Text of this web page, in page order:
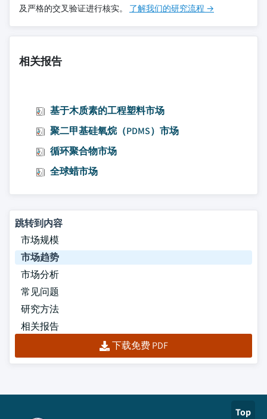
及严格的交叉验证进行核实。 了解我们的研究流程 →
相关报告
基于木质素的工程塑料市场
聚二甲基硅氧烷（PDMS）市场
循环聚合物市场
全球蜡市场
跳转到内容
市场规模
市场趋势
市场分析
常见问题
研究方法
相关报告
下载免费 PDF
Top